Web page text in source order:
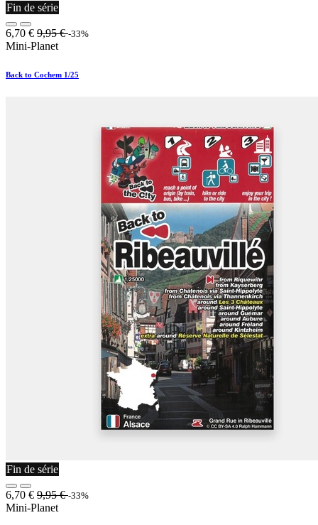
Fin de série
6,70 € 9,95€ -33%
Mini-Planet
Back to Cochem 1/25
Fin de série
6,70 € 9,95€ -33%
Mini-Planet